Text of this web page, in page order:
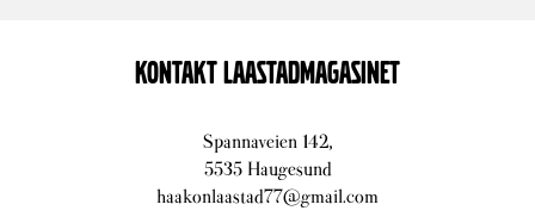
KONTAKT LAASTADMAGASINET
Spannaveien 142,
5535 Haugesund
haakonlaastad77@gmail.com